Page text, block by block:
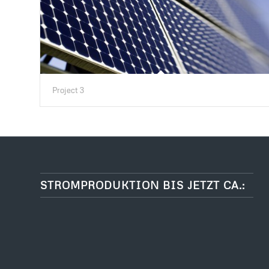
Project 3
STROMPRODUKTION BIS JETZT CA.: